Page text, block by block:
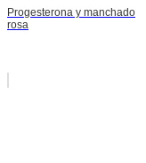
Progesterona y manchado
rosa